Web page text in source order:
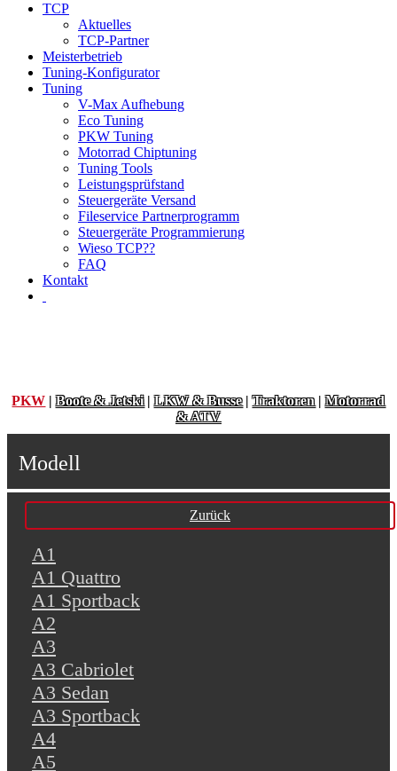
TCP
Aktuelles
TCP-Partner
Meisterbetrieb
Tuning-Konfigurator
Tuning
V-Max Aufhebung
Eco Tuning
PKW Tuning
Motorrad Chiptuning
Tuning Tools
Leistungsprüfstand
Steuergeräte Versand
Fileservice Partnerprogramm
Steuergeräte Programmierung
Wieso TCP??
FAQ
Kontakt
PKW |Boote & Jetski|LKW & Busse|Traktoren|Motorrad
& ATV
Modell
Zurück
A1
A1 Quattro
A1 Sportback
A2
A3
A3 Cabriolet
A3 Sedan
A3 Sportback
A4
A5